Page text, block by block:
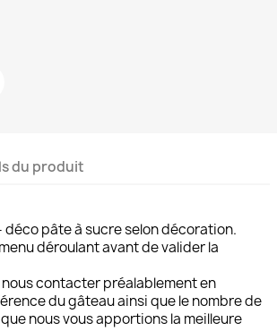
du produit
pâte à sucre selon décoration.
déroulant avant de valider la
nous contacter préalablement en
du gâteau ainsi que le nombre de
nous vous apportions la meilleure